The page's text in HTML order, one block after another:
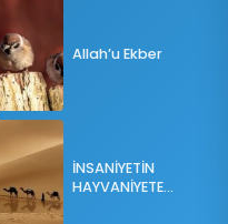
Allah’u Ekber
İNSANİYETİN
HAYVANİYETE